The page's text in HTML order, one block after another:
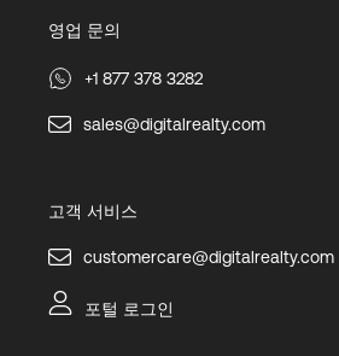
영업 문의
+1 877 378 3282
sales@digitalrealty.com
고객 서비스
customercare@digitalrealty.com
포털 로그인